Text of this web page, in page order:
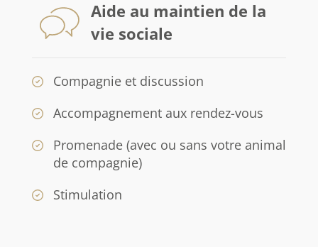
Aide au maintien de la
vie sociale
Compagnie et discussion
Accompagnement aux rendez-vous
Promenade (avec ou sans votre animal
de compagnie)
Stimulation